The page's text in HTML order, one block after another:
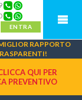
ENTRA
RAPPORTO
QUI PER
PREVENTIVO